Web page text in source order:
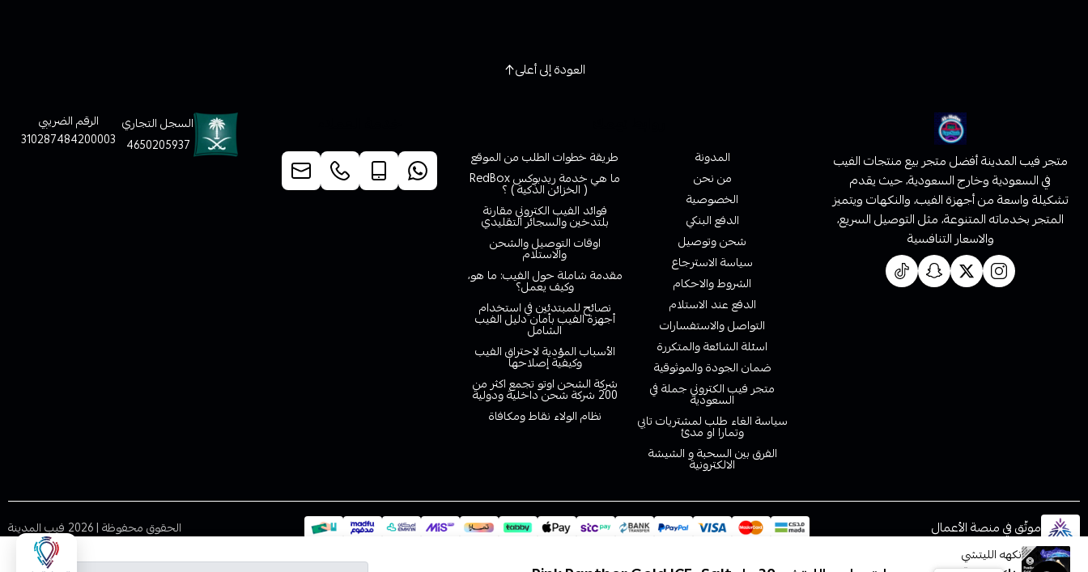
نكهه الليتشي
العودة إلى أعلى
متجر فيب المدينة أفضل متجر بيع منتجات الفيب
في السعودية وخارج السعودية، حيث يقدم
تشكيلة واسعة من أجهزة الفيب، والنكهات ويتميز
المتجر بخدماته المتنوعة، مثل التوصيل السريع،
والاسعار التنافسية
المدونة
من نحن
الخصوصية
الدفع البنكي
شحن وتوصيل
سياسة الاسترجاع
الشروط والاحكام
الدفع عند الاستلام
التواصل والاستفسارات
اسئلة الشائعة والمتكررة
ضمان الجودة والموثوقية
متجر فيب الكتروني جملة في
السعودية
سياسة الغاء طلب لمشتريات تابي
وتمارا او مدئ
الفرق بين السحبة و الشيشة
الالكترونية
طريقة خطوات الطلب من الموقع
ما هي خدمة ريدبوكس RedBox
( الخزائن الذكية ) ؟
فوائد الفيب الكتروني مقارنة
بلتدخين والسجائر التقليدي
اوقات التوصيل والشحن
والاستلام
مقدمة شاملة حول الفيب: ما هو،
وكيف يعمل؟
نصائح للمبتدئين في استخدام
أجهزة الفيب بأمان دليل الفيب
الشامل
الأسباب المؤدية لاحتراق الفيب
وكيفية إصلاحها
شركة الشحن اوتو تجمع اكثر من
200 شركة شحن داخلية ودولية
نظام الولاء نقاط ومكافاة
السجل التجاري
4650205937
الرقم الضريبي
310287484200003
موثّق في منصة الأعمال الحقوق محفوظة | 2026 فيب المدينة